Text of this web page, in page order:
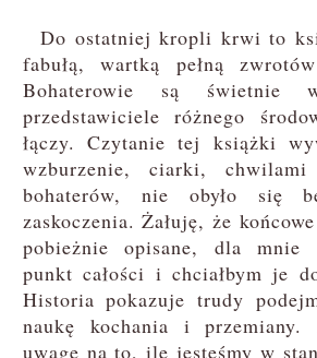
Do ostatniej kropli krwi to
fabułą, wartką pełną
Bohaterowie są świetnie
przedstawiciele różnego
łączy. Czytanie tej książki
wzburzenie, ciarki,
bohaterów, nie obyło się
zaskoczenia. Żałuję, że
pobieżnie opisane, dla mnie
punkt całości i chciałbym je
Historia pokazuje trudy
naukę kochania i przemiany.
uwagę na to, ile jesteśmy w